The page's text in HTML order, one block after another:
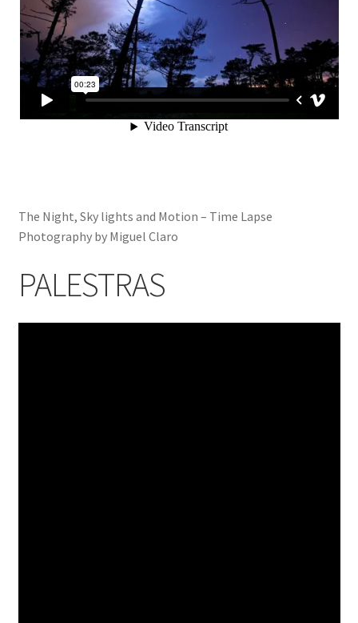
The Night, Sky lights and Motion – Time Lapse
Photography by Miguel Claro
PALESTRAS